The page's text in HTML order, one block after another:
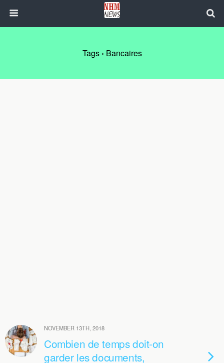
Tags › Bancaires
NOVEMBER 13TH, 2018
Combien de temps doit-on
garder les documents,